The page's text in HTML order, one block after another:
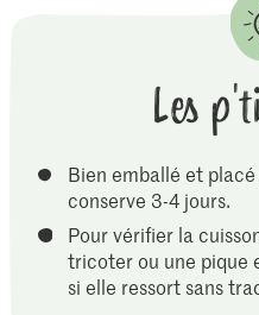
Les
Bien emballé et
conserve 3-4 jours.
Pour vérifier la
tricoter ou une pique
si elle ressort sans